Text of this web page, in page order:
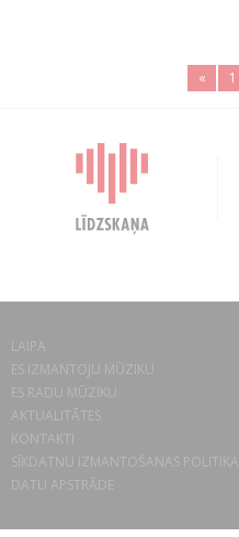
« 1
LAIPA
ES IZMANTOJU MŪZIKU
ES RADU MŪZIKU
AKTUALITĀTES
KONTAKTI
SĪKDATŅU IZMANTOŠANAS POLITIKA
DATU APSTRĀDE